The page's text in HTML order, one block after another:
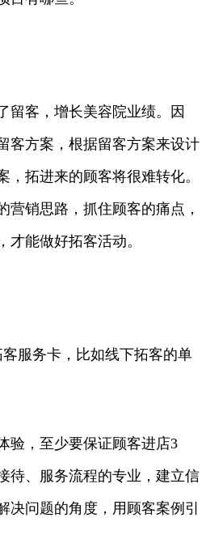
留客，增长美容院业绩。因
客方案，根据留客方案来设计
，拓进来的顾客将很难转化。
营销思路，抓住顾客的痛点，
才能做好拓客活动。
服务卡，比如线下拓客的单
验，至少要保证顾客进店3
待、服务流程的专业，建立信
决问题的角度，用顾客案例引